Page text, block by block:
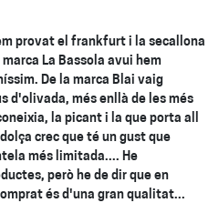
provat el frankfurt i la secallona
La Bassola avui hem
De la marca Blai vaig
d'olivada, més enllà de les més
la picant i la que porta all
crec que té un gust que
més limitada.... He
però he de dir que en
és d'una gran qualitat...